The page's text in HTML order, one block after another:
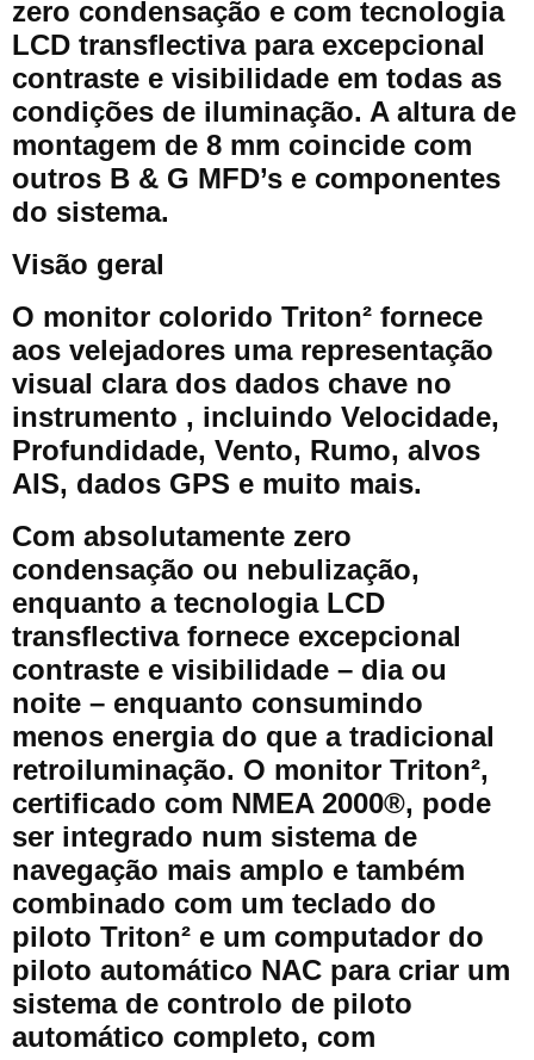
zero condensação e com tecnologia
LCD transflectiva para excepcional
contraste e visibilidade em todas as
condições de iluminação. A altura de
montagem de 8 mm coincide com
outros B & G MFD’s e componentes
do sistema.
Visão geral
O monitor colorido Triton² fornece
aos velejadores uma representação
visual clara dos dados chave no
instrumento , incluindo Velocidade,
Profundidade, Vento, Rumo, alvos
AIS, dados GPS e muito mais.
Com absolutamente zero
condensação ou nebulização,
enquanto a tecnologia LCD
transflectiva fornece excepcional
contraste e visibilidade – dia ou
noite – enquanto consumindo
menos energia do que a tradicional
retroiluminação. O monitor Triton²,
certificado com NMEA 2000®, pode
ser integrado num sistema de
navegação mais amplo e também
combinado com um teclado do
piloto Triton² e um computador do
piloto automático NAC para criar um
sistema de controlo de piloto
automático completo, com